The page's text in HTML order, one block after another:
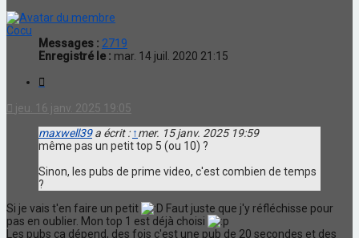
Cocu
Messages : 2719
Enregistré le : mar. 14 juil. 2020 21:15
jeu. 16 janv. 2025 19:05
maxwell39a écrit : ↑mer. 15 janv. 2025 19:59
même pas un petit top 5 (ou 10) ?
Sinon, les pubs de prime video, c'est combien de temps
?
Si je vais t'en faire un petit
Faut juste que j'y réfléchisse pour
pas en oublier. Mon top 1 est déjà choisi
Les pubs ça dépend, des fois c'est une pub de 20 secondes et des